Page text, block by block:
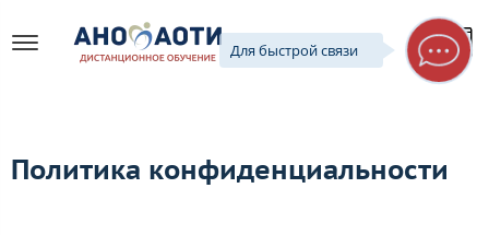
Для быстрой связи
Политика конфиденциальности